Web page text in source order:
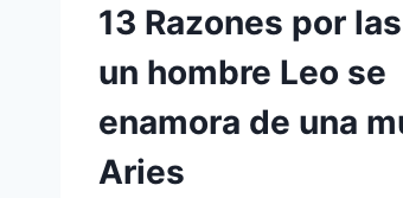
13 Razones por
un hombre Leo se
enamora de una
Aries